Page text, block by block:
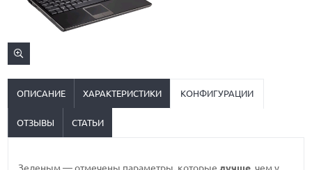
ОПИСАНИЕ ХАРАКТЕРИСТИКИ КОНФИГУРАЦИИ
ОТЗЫВЫ СТАТЬИ